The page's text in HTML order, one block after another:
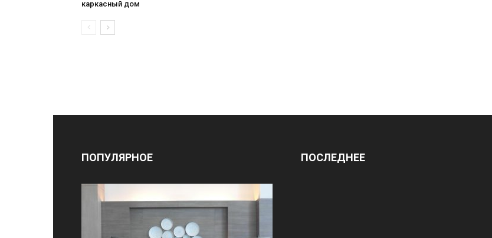
каркасный дом
ПОПУЛЯРНОЕ ПОСЛЕДНЕЕ